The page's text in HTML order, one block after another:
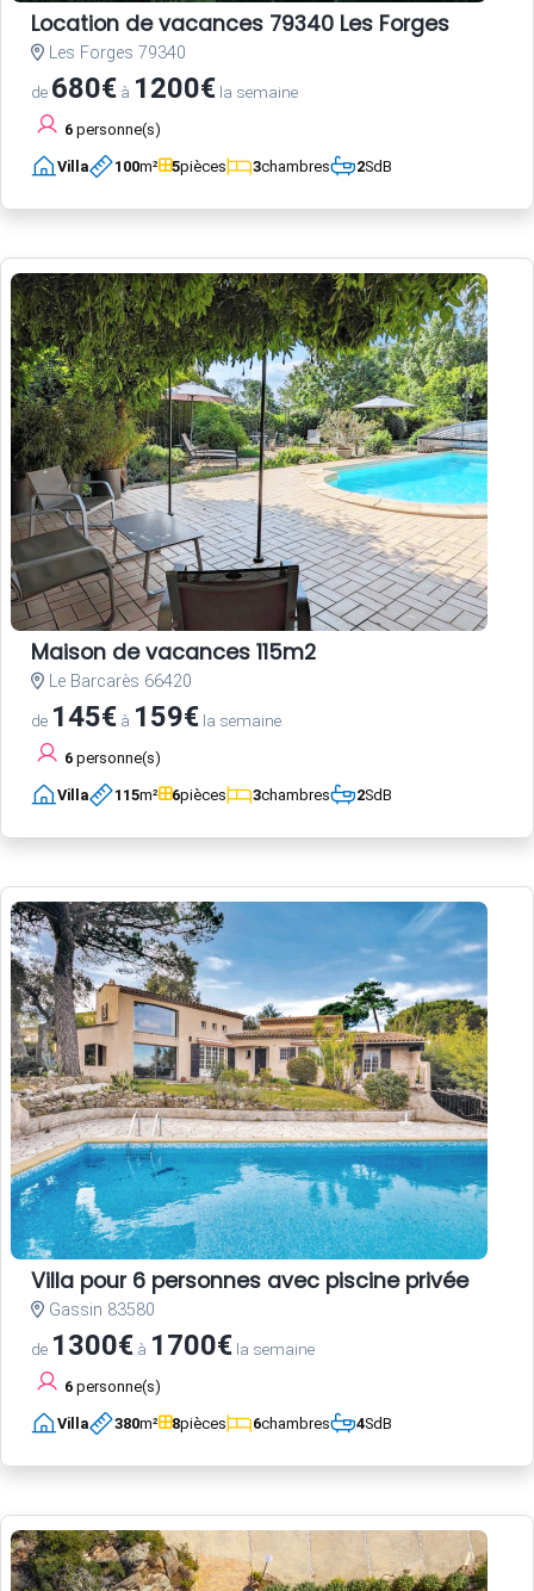
Location de vacances 79340 Les Forges
Les Forges 79340
de 680€ à 1200€ la semaine
6 personne(s)
Villa 100m² 5pièces 3chambres 2SdB
Maison de vacances 115m2
Le Barcarès 66420
de 145€ à 159€ la semaine
6 personne(s)
Villa 115m² 6pièces 3chambres 2SdB
Villa pour 6 personnes avec piscine privée
Gassin 83580
de 1300€ à 1700€ la semaine
6 personne(s)
Villa 380m² 8pièces 6chambres 4SdB